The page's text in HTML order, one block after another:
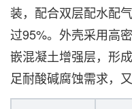
装，配合双层配水配
过95%。外壳采用高
嵌混凝土增强层，形
足耐酸碱腐蚀需求，